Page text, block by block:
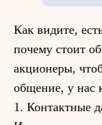
Как видите,
почему стоит
акционеры,
общение, у нас
1. Контактные